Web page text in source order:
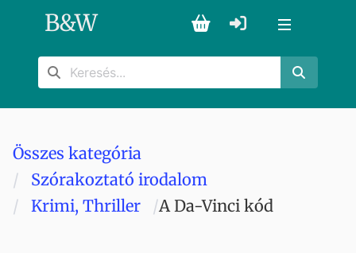
B&W
Összes kategória
Szórakoztató irodalom
Krimi, Thriller
A Da-Vinci kód